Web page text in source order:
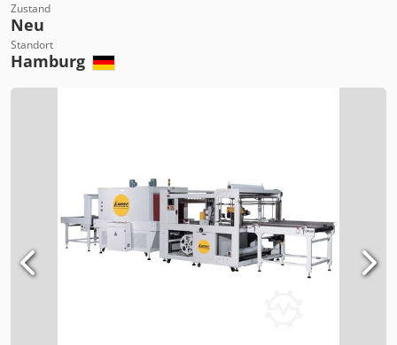
Zustand
Neu
Standort
Hamburg